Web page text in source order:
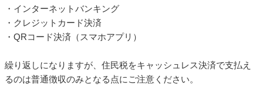
・インターネットバンキング
・クレジットカード決済
・QRコード決済（スマホアプリ）
繰り返しになりますが、住民税をキャッシュレス決済で支払え
るのは普通徴収のみとなる点にご注意ください。